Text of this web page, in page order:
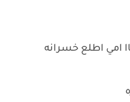
امي اطلع خسرانه